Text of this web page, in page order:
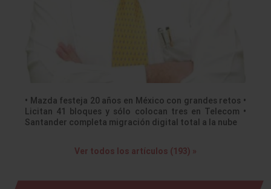
• Mazda festeja 20 años en México con grandes retos •
Licitan 41 bloques y sólo colocan tres en Telecom •
Santander completa migración digital total a la nube
Ver todos los artículos (193) »